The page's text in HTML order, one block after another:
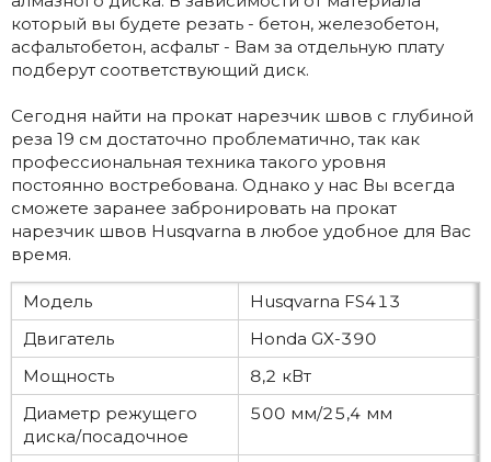
который вы будете резать - бетон, железобетон,
асфальтобетон, асфальт - Вам за отдельную плату
подберут соответствующий диск.
Сегодня найти на прокат нарезчик швов с глубиной
реза 19 см достаточно проблематично, так как
профессиональная техника такого уровня
постоянно востребована. Однако у нас Вы всегда
сможете заранее забронировать на прокат
нарезчик швов Husqvarna в любое удобное для Вас
время.
Модель
Husqvarna FS413
Двигатель
Honda GX-390
Мощность
8,2 кВт
Диаметр режущего
диска/посадочное
500 мм/25,4 мм